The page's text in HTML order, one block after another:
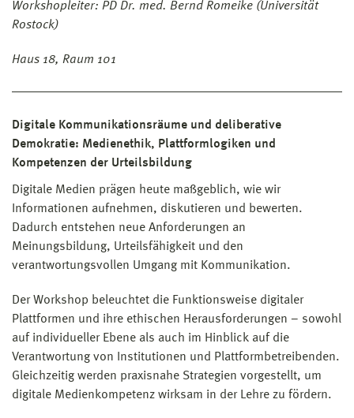
Workshopleiter: PD Dr. med. Bernd Romeike (Universität
Rostock)
Haus 18, Raum 101
Digitale Kommunikationsräume und deliberative
Demokratie: Medienethik, Plattformlogiken und
Kompetenzen der Urteilsbildung
Digitale Medien prägen heute maßgeblich, wie wir
Informationen aufnehmen, diskutieren und bewerten.
Dadurch entstehen neue Anforderungen an
Meinungsbildung, Urteilsfähigkeit und den
verantwortungsvollen Umgang mit Kommunikation.
Der Workshop beleuchtet die Funktionsweise digitaler
Plattformen und ihre ethischen Herausforderungen – sowohl
auf individueller Ebene als auch im Hinblick auf die
Verantwortung von Institutionen und Plattformbetreibenden.
Gleichzeitig werden praxisnahe Strategien vorgestellt, um
digitale Medienkompetenz wirksam in der Lehre zu fördern.